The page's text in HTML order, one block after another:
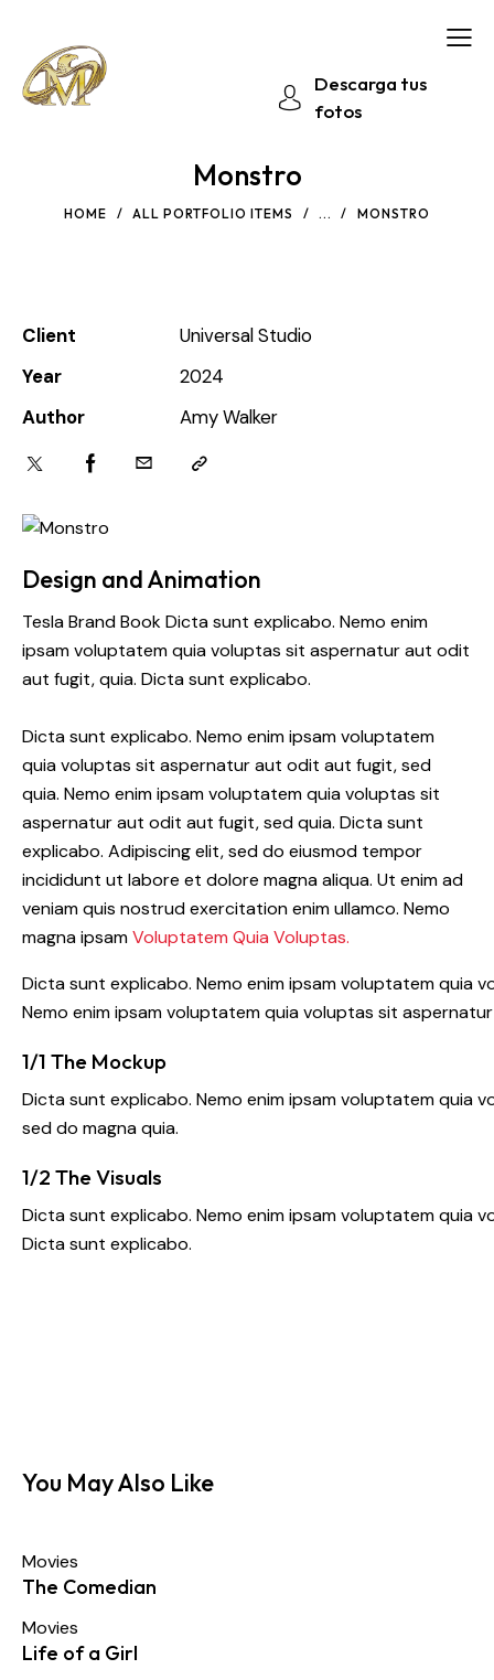
Descarga tus
fotos
Monstro
HOME ALL PORTFOLIO ITEMS ... MONSTRO
Client
Universal Studio
Year
2024
Author
Amy Walker
Design and Animation
Tesla Brand Book Dicta sunt explicabo. Nemo enim
ipsam voluptatem quia voluptas sit aspernatur aut odit
aut fugit, quia. Dicta sunt explicabo.
Dicta sunt explicabo. Nemo enim ipsam voluptatem
quia voluptas sit aspernatur aut odit aut fugit, sed
quia. Nemo enim ipsam voluptatem quia voluptas sit
aspernatur aut odit aut fugit, sed quia. Dicta sunt
explicabo. Adipiscing elit, sed do eiusmod tempor
incididunt ut labore et dolore magna aliqua. Ut enim ad
veniam quis nostrud exercitation enim ullamco. Nemo
magna ipsamVoluptatem Quia Voluptas.
Dicta sunt explicabo. Nemo enim ipsam voluptatem quia
Nemo enim ipsam voluptatem quia voluptas sit
1/1 The Mockup
Dicta sunt explicabo. Nemo enim ipsam voluptatem
sed do magna quia.
1/2 The Visuals
Dicta sunt explicabo. Nemo enim ipsam voluptatem quia
Dicta sunt explicabo.
You May Also Like
Movies
The Comedian
Movies
Life of a Girl